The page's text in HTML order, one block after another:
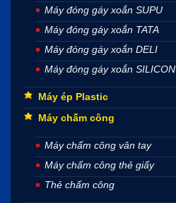
Máy đóng gáy xoắn SUPU
Máy đóng gáy xoắn TATA
Máy đóng gáy xoắn DELI
Máy đóng gáy xoắn SILICON
Máy ép Plastic
Máy chấm công
Máy chấm công vân tay
Máy chấm công thẻ giấy
Thẻ chấm công